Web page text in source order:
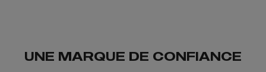
UNE MARQUE DE CONFIANCE